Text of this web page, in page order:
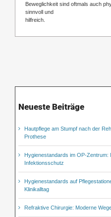
Beweglichkeit sind oftmals auch
sinnvoll und
hilfreich.
Neueste Beiträge
Hautpflege am Stumpf nach der
Prothese
Hygienestandards im OP-Zentrum:
Infektionsschutz
Hygienestandards auf
Klinikalltag
Refraktive Chirurgie: Moderne